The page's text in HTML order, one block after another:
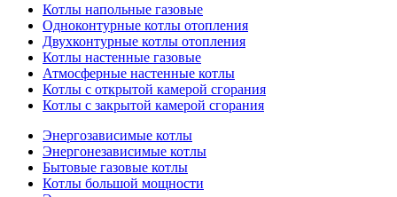
Котлы напольные газовые
Одноконтурные котлы отопления
Двухконтурные котлы отопления
Котлы настенные газовые
Атмосферные настенные котлы
Котлы с открытой камерой сгорания
Котлы с закрытой камерой сгорания
Энергозависимые котлы
Энергонезависимые котлы
Бытовые газовые котлы
Котлы большой мощности